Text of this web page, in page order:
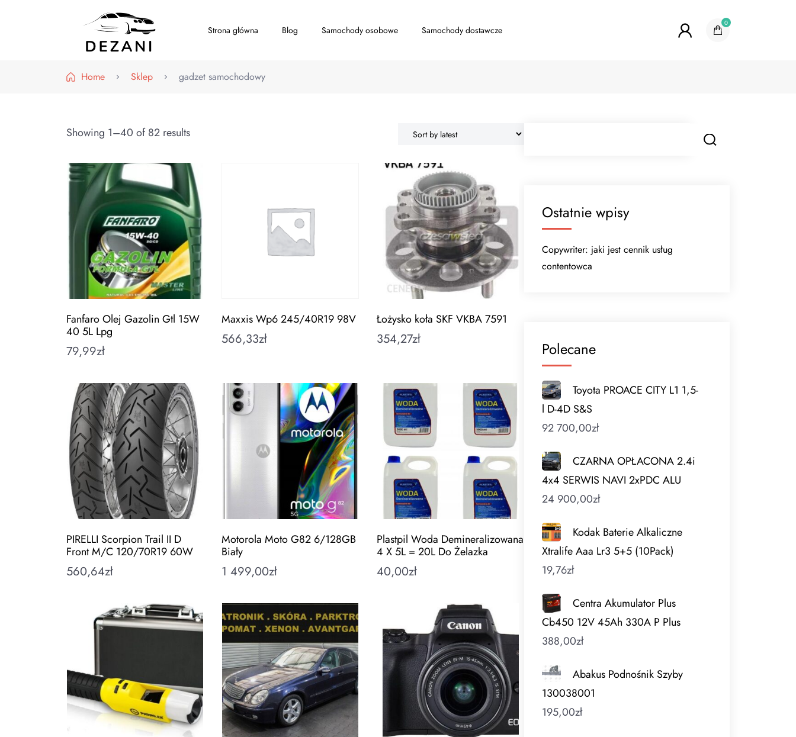
Strona główna Blog Samochody osobowe Samochody dostawcze
0
Home Sklep gadzet samochodowy
Showing 1–40 of 82 results
Fanfaro Olej Gazolin Gtl 15W
40 5L Lpg
79,99zł
Maxxis Wp6 245/40R19 98V
566,33zł
Łożysko koła SKF VKBA 7591
354,27zł
PIRELLI Scorpion Trail II D
Front M/C 120/70R19 60W
560,64zł
Motorola Moto G82 6/128GB
Biały
1 499,00zł
Plastpil Woda Demineralizowana
4 X 5L = 20L Do Żelazka
40,00zł
Ostatnie wpisy
Copywriter: jaki jest cennik usług
contentowca
Polecane
Toyota PROACE CITY L1 1,5-
l D-4D S&S
92 700,00zł
CZARNA OPŁACONA 2.4i
4x4 SERWIS NAVI 2xPDC ALU
24 900,00zł
Kodak Baterie Alkaliczne
Xtralife Aaa Lr3 5+5 (10Pack)
19,76zł
Centra Akumulator Plus
Cb450 12V 45Ah 330A P Plus
388,00zł
Abakus Podnośnik Szyby
130038001
195,00zł